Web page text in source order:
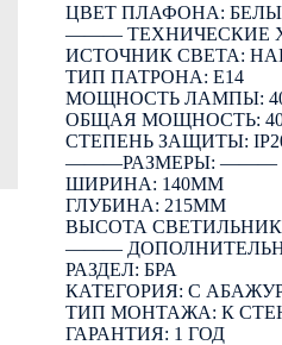
ЦВЕТ ПЛАФОНА:
――― ТЕХНИЧЕСКИЕ
ИСТОЧНИК СВЕТА:
ТИП ПАТРОНА: E14
МОЩНОСТЬ ЛАМПЫ:
ОБЩАЯ МОЩНОСТЬ:
СТЕПЕНЬ ЗАЩИТЫ:
―――РАЗМЕРЫ: ―――
ШИРИНА: 140ММ
ГЛУБИНА: 215ММ
ВЫСОТА
―――
РАЗДЕЛ: БРА
КАТЕГОРИЯ: С
ТИП МОНТАЖА: К
ГАРАНТИЯ: 1 ГОД